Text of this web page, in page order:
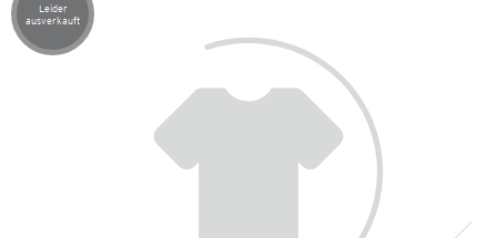
Artikel leider ausverkauft
Leider
ausverkauft